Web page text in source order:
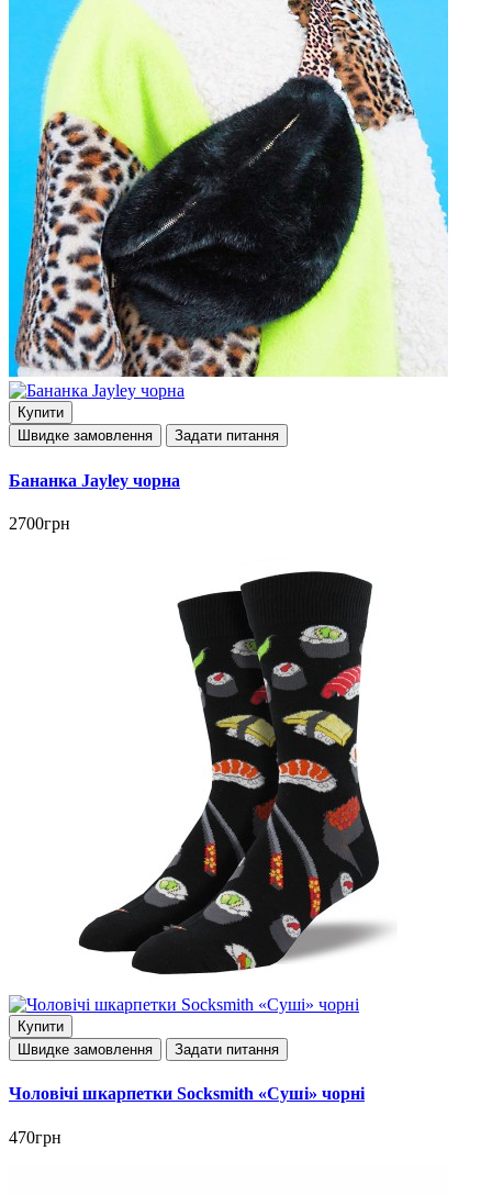
Купити
Швидке замовлення
Задати питання
Бананка Jayley чорна
2700грн
Купити
Швидке замовлення
Задати питання
Чоловічі шкарпетки Socksmith «Суші» чорні
470грн